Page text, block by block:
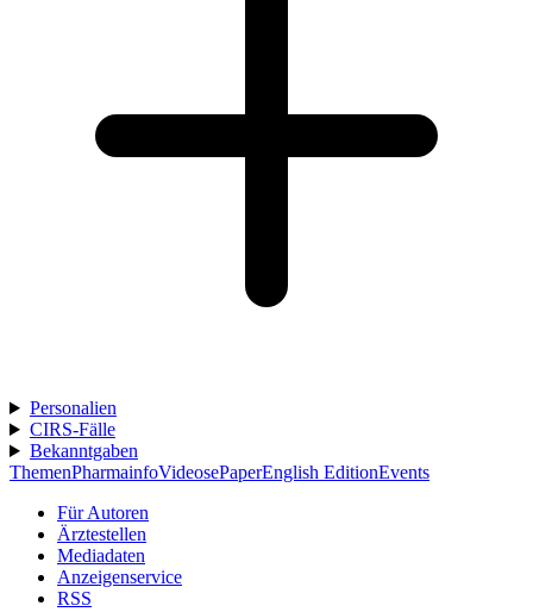
Personalien
CIRS-Fälle
Bekanntgaben
ThemenPharmainfoVideosePaperEnglish EditionEvents
Für Autoren
Ärztestellen
Mediadaten
Anzeigenservice
RSS